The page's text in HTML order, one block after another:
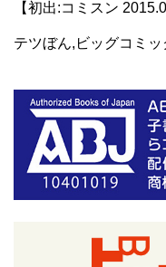
【初出:コミスン
テツぼん,ビッグコミ